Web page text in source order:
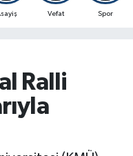
Vefat Spor
Ralli